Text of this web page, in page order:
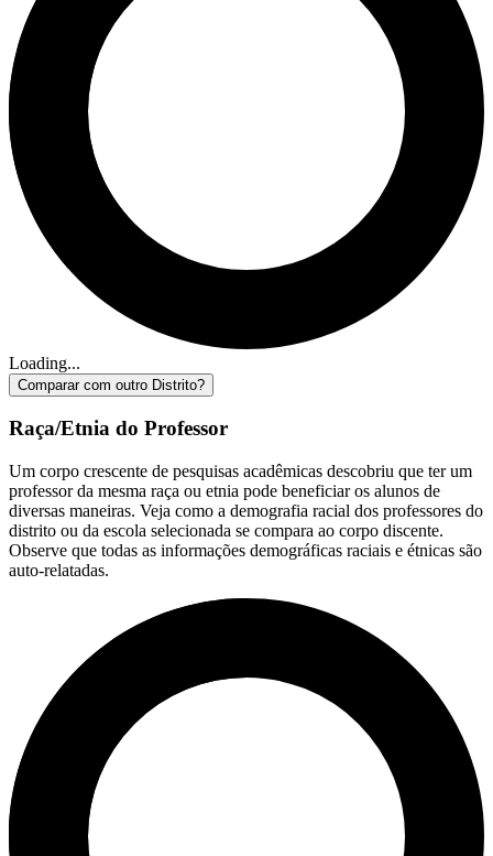
Loading...
Comparar com outro Distrito?
Raça/Etnia do Professor
Um corpo crescente de pesquisas acadêmicas descobriu que ter um
professor da mesma raça ou etnia pode beneficiar os alunos de
diversas maneiras. Veja como a demografia racial dos professores do
distrito ou da escola selecionada se compara ao corpo discente.
Observe que todas as informações demográficas raciais e étnicas são
auto-relatadas.